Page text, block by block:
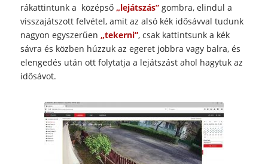
rákattintunk a középső „lejátszás” gombra, elindul a
visszajátszott felvétel, amit az alsó kék idősávval tudunk
nagyon egyszerűen „tekerni”, csak kattintsunk a kék
sávra és közben húzzuk az egeret jobbra vagy balra, és
elengedés után ott folytatja a lejátszást ahol hagytuk az
idősávot.